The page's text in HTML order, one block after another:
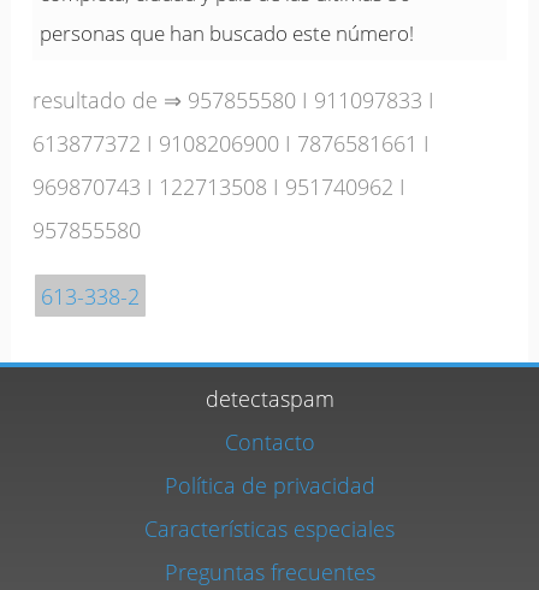
personas que han buscado este número!
resultado de ⇒ 957855580 I 911097833 I
613877372 I 9108206900 I 7876581661 I
969870743 I 122713508 I 951740962 I
957855580
613-338-2
detectaspam
Contacto
Política de privacidad
Características especiales
Preguntas frecuentes